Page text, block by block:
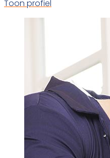
Toon profiel